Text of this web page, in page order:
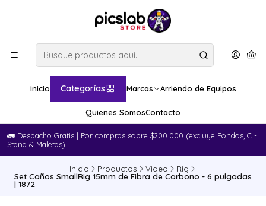
Inicio Categorías Marcas Arriendo de Equipos
Quienes SomosContacto
🚛​ Despacho Gratis | Por compras sobre $200.000 (excluye Fondos, C -
Stand & Maletas)
Inicio Productos Video Rig
Set Caños SmallRig 15mm de Fibra de Carbono - 6 pulgadas
| 1872